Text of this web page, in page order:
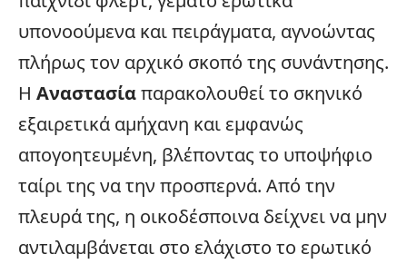
υπονοούμενα και πειράγματα, αγνοώντας
πλήρως τον αρχικό σκοπό της συνάντησης.
Η Αναστασίαπαρακολουθεί το σκηνικό
εξαιρετικά αμήχανη και εμφανώς
απογοητευμένη, βλέποντας το υποψήφιο
ταίρι της να την προσπερνά. Από την
πλευρά της, η οικοδέσποινα δείχνει να μην
αντιλαμβάνεται στο ελάχιστο το ερωτικό